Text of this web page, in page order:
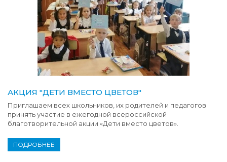
АКЦИЯ "ДЕТИ ВМЕСТО ЦВЕТОВ"
Приглашаем всех школьников, их родителей и педагогов
принять участие в ежегодной всероссийской
благотворительной акции «Дети вместо цветов».
ПОДРОБНЕЕ